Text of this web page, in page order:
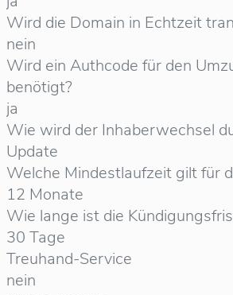
Wird die Domain in Echtzeit
nein
Wird ein Authcode für den
benötigt?
ja
Wie wird der Inhaberwechsel
Update
Welche Mindestlaufzeit gilt für
12 Monate
Wie lange ist die
30 Tage
Treuhand-Service
nein